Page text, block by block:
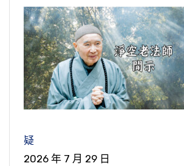
剛經》，再給他講一遍《金剛經》
所住，而生其心」，他言下就大徹
候徹悟了。在曹溪聽客人念《金剛
還沒有大徹，所以五祖給他講《金
一段，經沒講完，他就大徹大悟，
再講了，衣缽就傳給他。
所以這位備法師，備禪師，應該
參禪，他這個因緣觸動他大悟了，
詣嶽廟』，這個「嶽廟」就是東嶽
帝，在中國山東河南交界的地方，
東嶽大帝，根據佛經講，是大鬼王
本願經》講的大鬼王，掌管人間生
個省。所以中國有五嶽，東南西北
是為首的，擺在第一個。在台灣東
我是曾經到高雄鳳山城隍廟，以
簡會長，她的公公，他們上一代，
的，現在捐給地方，那個城隍廟後
心思念父母，那你就變成聖賢了。
場也看到，也接觸到，有幾位同修
傷兒女。有一對老夫妻（這在十幾
華藏信義路流通處，晚上大概七點
我看那兩夫妻大概七十幾歲了，兩
腫，後來他就跟我講，他有看到我
語的講經，他找到我們華藏來了
他來的原因，就他一個小兒子很孝
美國當醫生，還沒有結婚，每一個
所以這個公案也就是給出家人
了不是說棄父母於不顧，不是說不
是，如果家裡沒有兄弟姐妹，只有
出家了，父母老了，他還是要供養
顧。如果兄弟姐妹可以分攤，大家
照顧父母。這個公案也就是給出家
出家人就不用照顧父母，父母死
這樣的。出家了還是要照顧父母，
度父母，比在家這個孝就更殊勝了
在我們中國老子也講，「吾有大患
身」，就是說我有個最大的憂患，
身體；我如果沒有這個身體，這些
了。所以有這個身，這個身是四大
想想，每一天要照顧這個身體吃喝
這個身體就是一個累贅。但是身體
也是很痛苦，他說我也不例外。
痛苦，所以他就說，就讓我來辛苦
苦，何以勞人？』這個『道俗』，
成猛火，到她的口中就噴火出來，
繼續挨餓。『目連痛哭白佛』，目
他無可奈何，他證得阿羅漢，有這
母親在餓鬼道受苦，自己帶了飯菜
親吃不到，一點辦法都沒有，所以
哭。「白佛」，就向佛報告，就是
鬼道，送食物給她吃，她也吃不
就化成猛火，這該怎麼辦？要怎麼
母親脫離這個餓鬼道之苦？當然就
宰相」。在那個時候，孔子他指責
樣的人如果在現在，那是賢能的太
令、縣長，或者是宰相，也就是現
人才。現在很好的人，我們都很稱
如他們，不如被孔子責備的這些人
出孔子以後歷朝歷代有名的宰相，
何是什麼人？幫助劉邦打天下的
敗也蕭何」。蕭何、「曹參、龔勝
齡、杜如晦、姚崇、宋璟、韓琦、
疑
2026 年 7 月 29 日